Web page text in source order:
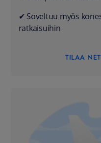
✔ Soveltuu myös
ratkaisuihin
TILAA